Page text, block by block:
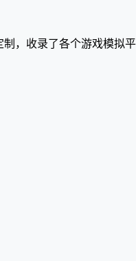
，收录了各个游戏模拟